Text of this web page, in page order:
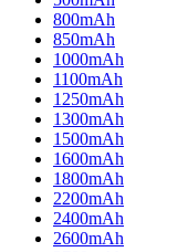
800mAh
850mAh
1000mAh
1100mAh
1250mAh
1300mAh
1500mAh
1600mAh
1800mAh
2200mAh
2400mAh
2600mAh